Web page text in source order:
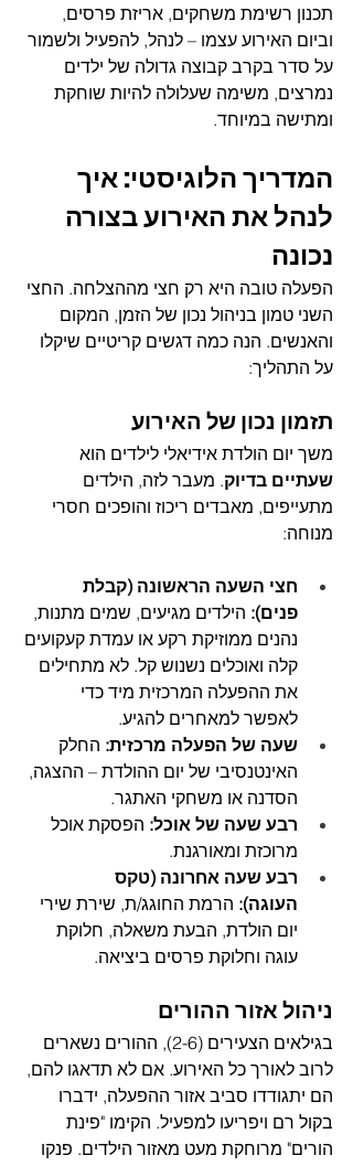
תכנון רשימת משחקים, אריזת פרסים,
וביום האירוע עצמו – לנהל, להפעיל ולשמור
על סדר בקרב קבוצה גדולה של ילדים
נמרצים, משימה שעלולה להיות שוחקת
ומתישה במיוחד.
המדריך הלוגיסטי: איך
לנהל את האירוע בצורה
נכונה
הפעלה טובה היא רק חצי מההצלחה. החצי
השני טמון בניהול נכון של הזמן, המקום
והאנשים. הנה כמה דגשים קריטיים שיקלו
על התהליך:
תזמון נכון של האירוע
משך יום הולדת אידיאלי לילדים הוא
שעתיים בדיוק. מעבר לזה, הילדים
מתעייפים, מאבדים ריכוז והופכים חסרי
מנוחה:
חצי השעה הראשונה (קבלת
פנים): הילדים מגיעים, שמים מתנות,
נהנים ממוזיקת רקע או עמדת קעקועים
קלה ואוכלים נשנוש קל. לא מתחילים
את ההפעלה המרכזית מיד כדי
לאפשר למאחרים להגיע.
שעה של הפעלה מרכזית: החלק
האינטנסיבי של יום ההולדת – ההצגה,
הסדנה או משחקי האתגר.
רבע שעה של אוכל: הפסקת אוכל
מרוכזת ומאורגנת.
רבע שעה אחרונה (טקס
העוגה): הרמת החוגג/ת, שירת שירי
יום הולדת, הבעת משאלה, חלוקת
עוגה וחלוקת פרסים ביציאה.
ניהול אזור ההורים
בגילאים הצעירים (2-6), ההורים נשארים
לרוב לאורך כל האירוע. אם לא תדאגו להם,
הם יתגודדו סביב אזור ההפעלה, ידברו
בקול רם ויפריעו למפעיל. הקימו "פינת
הורים" מרוחקת מעט מאזור הילדים. פנקו